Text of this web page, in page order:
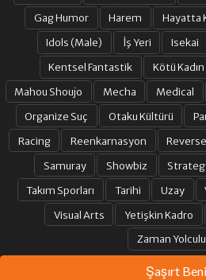
Gag Humor
Harem Hayatta
Idols (Male)
İş Yeri Isekai
Kentsel Fantastik
Kötü Kadın
Mahou Shoujo
Mecha Medical
Organize Suç
Otaku Kültürü
Racing
Reenkarnasyon
Samuray
Showbiz
Takım Sporları
Tarihi Uzay
Visual Arts
Yetişkin Kadro
Zaman
Şaşırt Beni